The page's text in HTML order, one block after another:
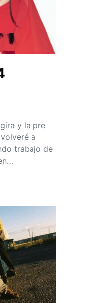
y la pre
a
trabajo de